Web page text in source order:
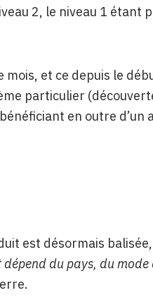
2, le niveau 1 étant
et ce depuis le
particulier
en outre d’un
est désormais
du pays, du